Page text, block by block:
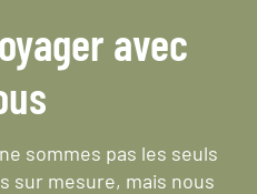
avec
sommes pas les seuls
sur mesure, mais nous